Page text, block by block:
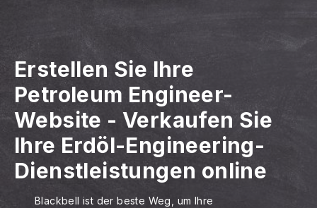
Erstellen Sie Ihre
Petroleum Engineer-
Website -Verkaufen Sie
Ihre Erdöl-Engineering-
Dienstleistungen online
Blackbell ist der beste Weg, um Ihre